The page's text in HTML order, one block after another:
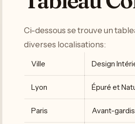
Ci-dessous se trouve un
diverses localisations:
Ville Design
Lyon Épuré et
Paris Avant-